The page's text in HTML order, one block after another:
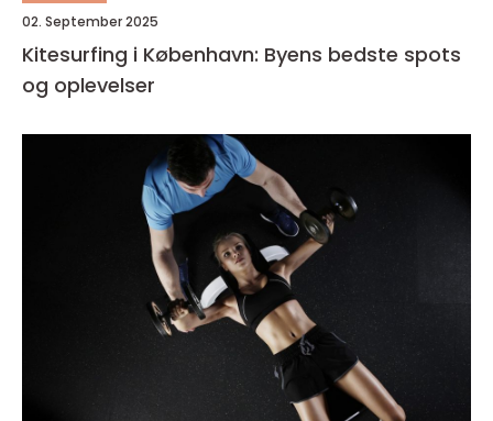
02. September 2025
Kitesurfing i København: Byens bedste spots
og oplevelser